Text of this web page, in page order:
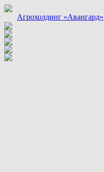
Агрохолдинг «Авангард»